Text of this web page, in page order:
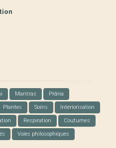
Mantras Prâna
Plantes Soins Interiorisation
Respiration Coutumes
Voies philosophiques